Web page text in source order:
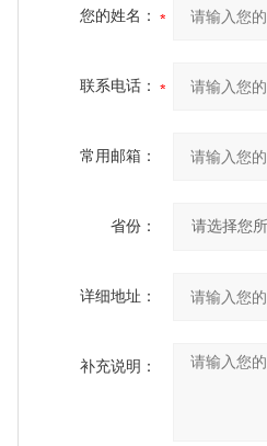
您的姓名：
联系电话：
常用邮箱：
省份：
详细地址：
补充说明：